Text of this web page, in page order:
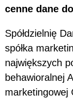
cenne dane
Spółdzielnię
spółka
największych
behawioralnej
marketingowej